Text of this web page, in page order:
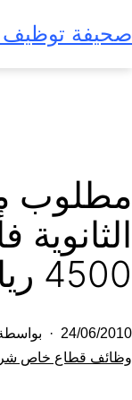
إلى
المحتوى
صحيفة توظيف
مطلوب
4500 ريال
تم
النشر
24/06/2010
مصنف
وظائف قطاع خاص